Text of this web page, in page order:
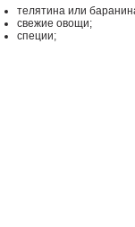
телятина или
свежие овощи;
специи;